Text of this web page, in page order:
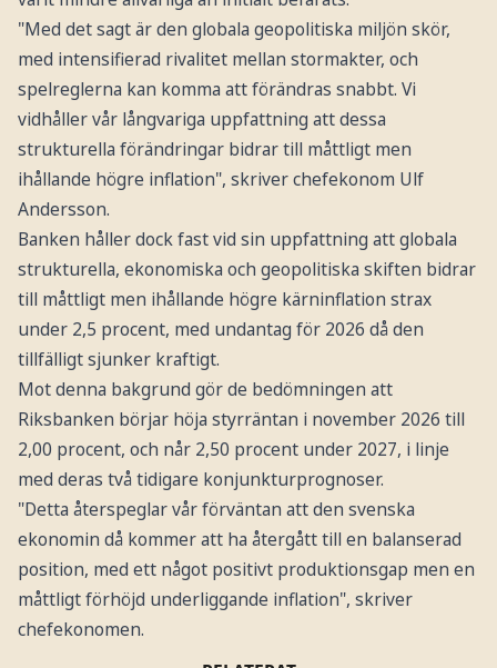
"Med det sagt är den globala geopolitiska miljön skör,
med intensifierad rivalitet mellan stormakter, och
spelreglerna kan komma att förändras snabbt. Vi
vidhåller vår långvariga uppfattning att dessa
strukturella förändringar bidrar till måttligt men
ihållande högre inflation", skriver chefekonom Ulf
Andersson.
Banken håller dock fast vid sin uppfattning att globala
strukturella, ekonomiska och geopolitiska skiften bidrar
till måttligt men ihållande högre kärninflation strax
under 2,5 procent, med undantag för 2026 då den
tillfälligt sjunker kraftigt.
Mot denna bakgrund gör de bedömningen att
Riksbanken börjar höja styrräntan i november 2026 till
2,00 procent, och når 2,50 procent under 2027, i linje
med deras två tidigare konjunkturprognoser.
"Detta återspeglar vår förväntan att den svenska
ekonomin då kommer att ha återgått till en balanserad
position, med ett något positivt produktionsgap men en
måttligt förhöjd underliggande inflation", skriver
chefekonomen.